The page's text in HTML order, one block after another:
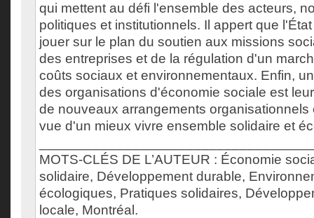
qui mettent au défi l'ensemble des acteurs,
politiques et institutionnels. Il appert que
jouer sur le plan du soutien aux missions
des entreprises et de la régulation d'un
coûts sociaux et environnementaux. Enfin,
des organisations d'économie sociale est
de nouveaux arrangements organisationnels
vue d'un mieux vivre ensemble solidaire et
MOTS-CLÉS DE L’AUTEUR : Économie
solidaire, Développement durable,
écologiques, Pratiques solidaires,
locale, Montréal.